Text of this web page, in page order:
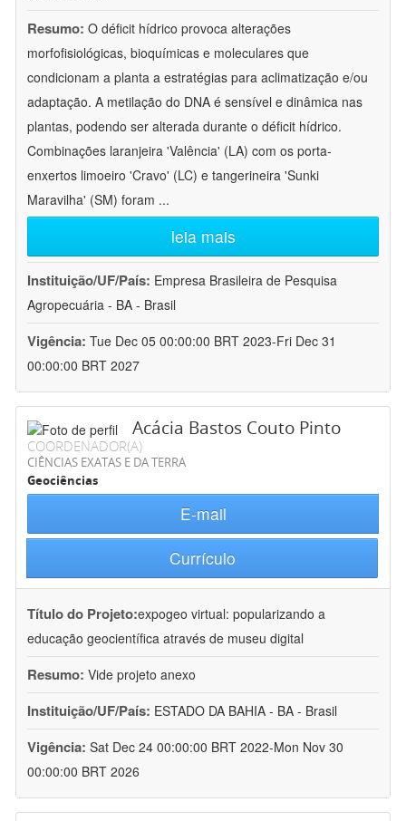
Resumo: O déficit hídrico provoca alterações
morfofisiológicas, bioquímicas e moleculares que
condicionam a planta a estratégias para aclimatização e/ou
adaptação. A metilação do DNA é sensível e dinâmica nas
plantas, podendo ser alterada durante o déficit hídrico.
Combinações laranjeira 'Valência' (LA) com os porta-
enxertos limoeiro 'Cravo' (LC) e tangerineira 'Sunki
Maravilha' (SM) foram ...
leia mais
Instituição/UF/País: Empresa Brasileira de Pesquisa
Agropecuária - BA - Brasil
Vigência: Tue Dec 05 00:00:00 BRT 2023-Fri Dec 31
00:00:00 BRT 2027
Acácia Bastos Couto Pinto
COORDENADOR(A)
CIÊNCIAS EXATAS E DA TERRA
Geociências
E-mail
Currículo
Título do Projeto:expogeo virtual: popularizando a
educação geocientífica através de museu digital
Resumo: Vide projeto anexo
Instituição/UF/País: ESTADO DA BAHIA - BA - Brasil
Vigência: Sat Dec 24 00:00:00 BRT 2022-Mon Nov 30
00:00:00 BRT 2026